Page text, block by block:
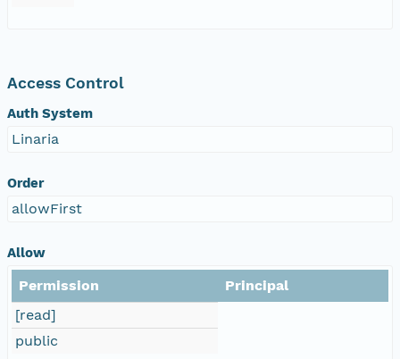
Access Control
Auth System
Linaria
Order
allowFirst
Allow
Permission
Principal
[read]
public